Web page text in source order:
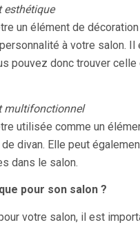
esthétique
un élément de
à votre salon.
pouvez donc trouver celle
multifonctionnel
utilisée comme un
divan. Elle peut
dans le salon.
pour son salon ?
votre salon, il est